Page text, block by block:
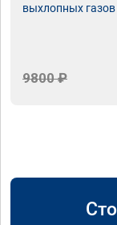
выхлопных газов
9800 ₽